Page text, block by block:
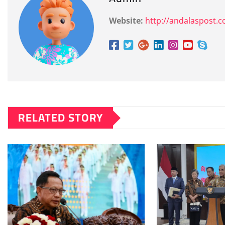
Website: http://
RELATED STORY